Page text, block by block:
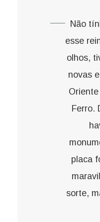
Não
esse
olhos,
novas
Ferro.
placa
sorte,